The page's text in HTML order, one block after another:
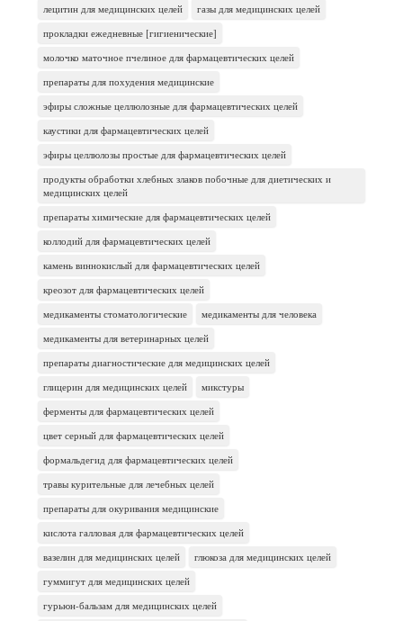
лецитин для медицинских целей
газы для медицинских целей
прокладки ежедневные [гигиенические]
молочко маточное пчелиное для фармацевтических целей
препараты для похудения медицинские
эфиры сложные целлюлозные для фармацевтических целей
каустики для фармацевтических целей
эфиры целлюлозы простые для фармацевтических целей
продукты обработки хлебных злаков побочные для диетических и
медицинских целей
препараты химические для фармацевтических целей
коллодий для фармацевтических целей
камень виннокислый для фармацевтических целей
креозот для фармацевтических целей
медикаменты стоматологические
медикаменты для человека
медикаменты для ветеринарных целей
препараты диагностические для медицинских целей
глицерин для медицинских целей
микстуры
ферменты для фармацевтических целей
цвет серный для фармацевтических целей
формальдегид для фармацевтических целей
травы курительные для лечебных целей
препараты для окуривания медицинские
кислота галловая для фармацевтических целей
вазелин для медицинских целей
глюкоза для медицинских целей
гуммигут для медицинских целей
гурьюн-бальзам для медицинских целей